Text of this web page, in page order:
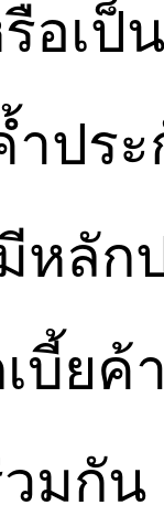
อเ
ปร
ลักป
บี้ยค้
มกั